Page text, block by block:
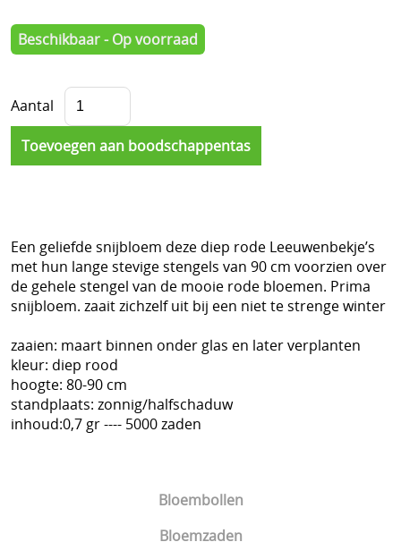
Bloembollen
Bloemzaden
Beschikbaar - Op voorraad
Aantal
Een geliefde snijbloem deze diep rode Leeuwenbekje’s
met hun lange stevige stengels van 90 cm voorzien over
de gehele stengel van de mooie rode bloemen. Prima
snijbloem. zaait zichzelf uit bij een niet te strenge winter
zaaien: maart binnen onder glas en later verplanten
kleur: diep rood
hoogte: 80-90 cm
standplaats: zonnig/halfschaduw
inhoud:0,7 gr ---- 5000 zaden